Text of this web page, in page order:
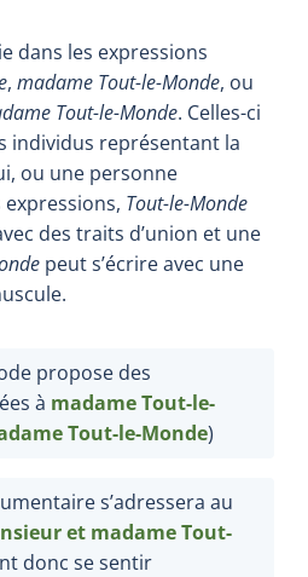
dans les expressions
, madame Tout-le-Monde, ou
Tout-le-Monde. Celles-ci
individus représentant la
ou une personne
Tout-le-Monde
des traits d’union et une
peut s’écrire avec une
propose des
à madame Tout-le-
Tout-le-Monde)
s’adressera au
et madameTout-
donc se sentir